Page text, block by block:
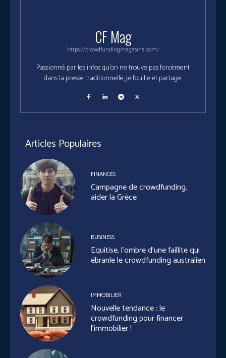
CF Mag
https://crowdfundingmagasine.com/
Passionné par les infos qu'on ne trouve pas forcément
dans la presse traditionnelle, je fouille et partage.
Articles Populaires
FINANCES
Campagne de crowdfunding,
aider la Grèce
BUSINESS
Equitise, l’ombre d’une faillite qui
ébranle le crowdfunding australien
IMMOBILIER
Nouvelle tendance : le
crowdfunding pour financer
l’immobilier !